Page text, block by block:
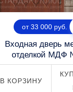
от 33 000 руб.
Входная дверь
отделкой МДФ
В КОРЗИНУ